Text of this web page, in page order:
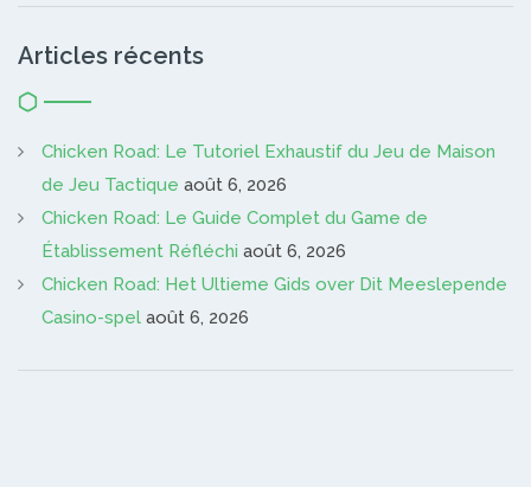
Articles récents
Chicken Road: Le Tutoriel Exhaustif du Jeu de Maison
de Jeu Tactique août 6, 2026
Chicken Road: Le Guide Complet du Game de
Établissement Réfléchi août 6, 2026
Chicken Road: Het Ultieme Gids over Dit Meeslepende
Casino-spel août 6, 2026